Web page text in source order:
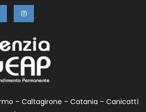
– Caltagirone – Catania – Canicattì